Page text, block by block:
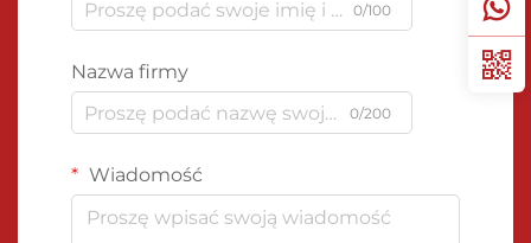
0/100
Nazwa firmy
0/200
Wiadomość